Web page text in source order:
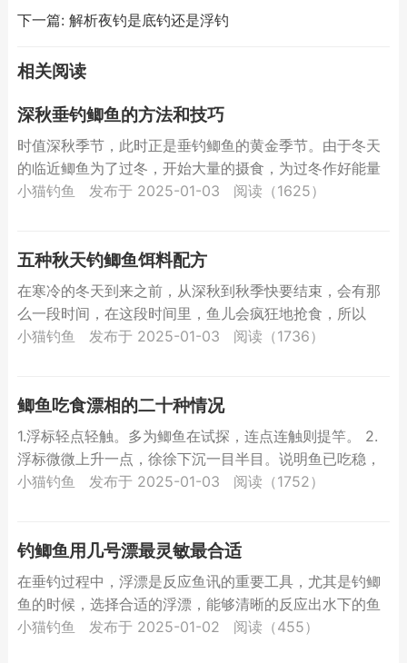
下一篇: 解析夜钓是底钓还是浮钓
相关阅读
深秋垂钓鲫鱼的方法和技巧
时值深秋季节，此时正是垂钓鲫鱼的黄金季节。由于冬天
的临近鲫鱼为了过冬，开始大量的摄食，为过冬作好能量
的储备。在这一段时间钓鱼鲫鱼的上钩率是比较高的，而
小猫钓鱼 发布于 2025-01-03 阅读（1625）
五种秋天钓鲫鱼饵料配方
在寒冷的冬天到来之前，从深秋到秋季快要结束，会有那
么一段时间，在这段时间里，鱼儿会疯狂地抢食，所以
说，秋季钓鱼还是比较容易有一份好收获的。今天就为大
小猫钓鱼 发布于 2025-01-03 阅读（1736）
鲫鱼吃食漂相的二十种情况
1.浮标轻点轻触。多为鲫鱼在试探，连点连触则提竿。 2.
浮标微微上升一点，徐徐下沉一目半目。说明鱼已吃稳，
可提竿。 3.标尾缓缓顶起，只送半目或最多一目，然后
小猫钓鱼 发布于 2025-01-03 阅读（1752）
钓鲫鱼用几号漂最灵敏最合适
在垂钓过程中，浮漂是反应鱼讯的重要工具，尤其是钓鲫
鱼的时候，选择合适的浮漂，能够清晰的反应出水下的鱼
情，让钓鱼人即时把握提竿时机，提高中鱼率。那么夏天
小猫钓鱼 发布于 2025-01-02 阅读（455）